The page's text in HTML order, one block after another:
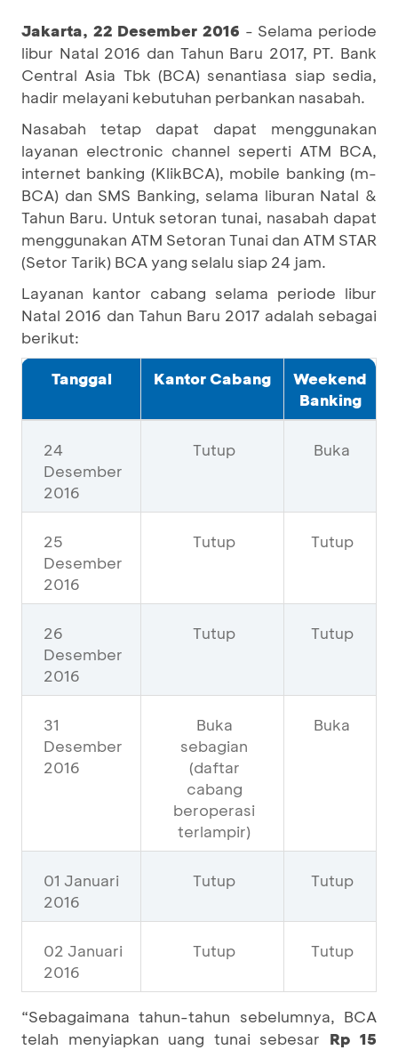
Jakarta, 22 Desember 2016 - Selama periode
libur Natal 2016 dan Tahun Baru 2017, PT. Bank
Central Asia Tbk (BCA) senantiasa siap sedia,
hadir melayani kebutuhan perbankan nasabah.
Nasabah tetap dapat dapat menggunakan
layanan electronic channel seperti ATM BCA,
internet banking (KlikBCA), mobile banking (m-
BCA) dan SMS Banking, selama liburan Natal &
Tahun Baru. Untuk setoran tunai, nasabah dapat
menggunakan ATM Setoran Tunai dan ATM STAR
(Setor Tarik) BCA yang selalu siap 24 jam.
Layanan kantor cabang selama periode libur
Natal 2016 dan Tahun Baru 2017 adalah sebagai
berikut:
Tanggal Kantor Cabang
Weekend
Banking
24
Desember
2016
Tutup Buka
25
Desember
2016
Tutup Tutup
26
Desember
2016
Tutup Tutup
31
Desember
2016
Buka
sebagian
(daftar
cabang
beroperasi
terlampir)
Buka
01 Januari
2016
Tutup Tutup
02 Januari
2016
Tutup Tutup
“Sebagaimana tahun-tahun sebelumnya, BCA
telah menyiapkan uang tunai sebesar Rp 15